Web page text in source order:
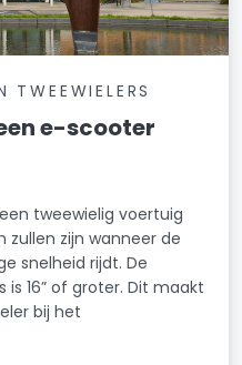
TWEEWIELERS
e-scooter
tweewielig voertuig
zullen zijn wanneer de
snelheid rijdt. De
16” of groter. Dit maakt
bij het